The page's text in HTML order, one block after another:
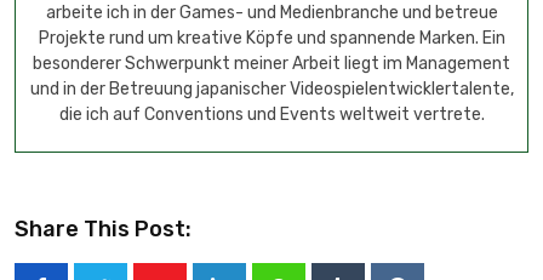
arbeite ich in der Games- und Medienbranche und betreue
Projekte rund um kreative Köpfe und spannende Marken. Ein
besonderer Schwerpunkt meiner Arbeit liegt im Management
und in der Betreuung japanischer Videospielentwicklertalente,
die ich auf Conventions und Events weltweit vertrete.
Share This Post: